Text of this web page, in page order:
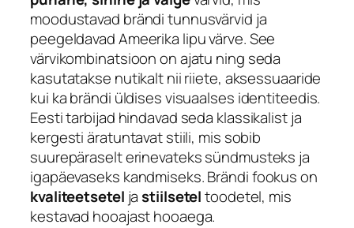
moodustavad brändi tunnusvärvid ja
peegeldavad Ameerika lipu värve. See
värvikombinatsioon on ajatu ning seda
kasutatakse nutikalt nii riiete, aksessuaaride
kui ka brändi üldises visuaalses identiteedis.
Eesti tarbijad hindavad seda klassikalist ja
kergesti äratuntavat stiili, mis sobib
suurepäraselt erinevateks sündmusteks ja
igapäevaseks kandmiseks. Brändi fookus on
kvaliteetsetel jastiilseteltoodetel, mis
kestavad hooajast hooaega.